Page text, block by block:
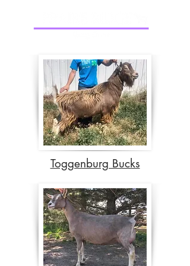
Toggenburg Bucks